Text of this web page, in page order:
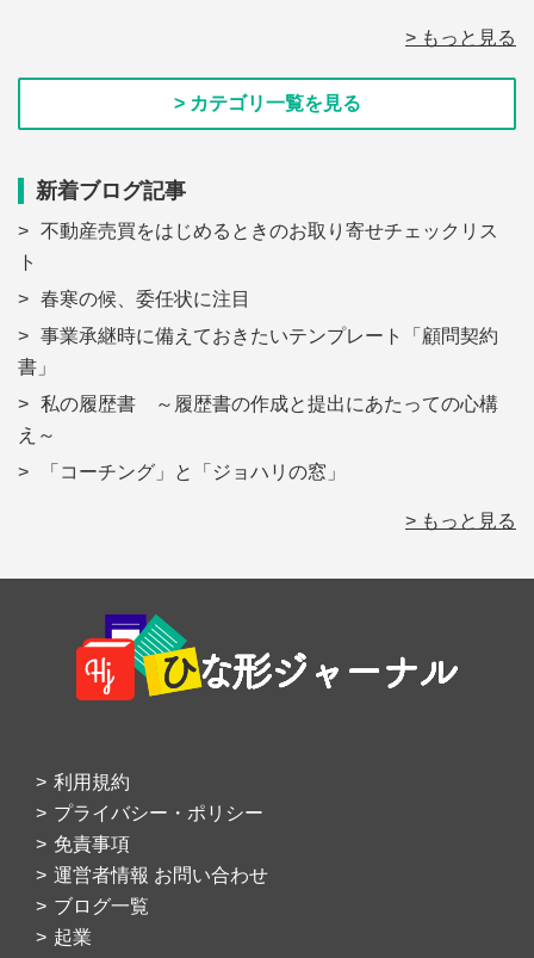
> もっと見る
> カテゴリ一覧を見る
新着ブログ記事
不動産売買をはじめるときのお取り寄せチェックリス
ト
春寒の候、委任状に注目
事業承継時に備えておきたいテンプレート「顧問契約
書」
私の履歴書 ～履歴書の作成と提出にあたっての心構
え～
「コーチング」と「ジョハリの窓」
> もっと見る
Footer
利用規約
プライバシー・ポリシー
免責事項
運営者情報 お問い合わせ
ブログ一覧
起業